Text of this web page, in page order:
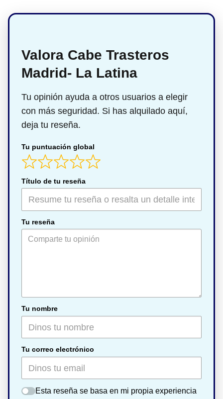
Valora Cabe Trasteros
Madrid- La Latina
Tu opinión ayuda a otros usuarios a elegir
con más seguridad. Si has alquilado aquí,
deja tu reseña.
Tu puntuación global
Título de tu reseña
Tu reseña
Tu nombre
Tu correo electrónico
Esta reseña se basa en mi propia experiencia